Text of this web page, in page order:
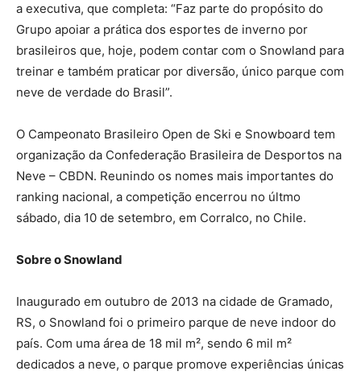
a executiva, que completa: “Faz parte do propósito do
Grupo apoiar a prática dos esportes de inverno por
brasileiros que, hoje, podem contar com o Snowland para
treinar e também praticar por diversão, único parque com
neve de verdade do Brasil”.
O Campeonato Brasileiro Open de Ski e Snowboard tem
organização da Confederação Brasileira de Desportos na
Neve – CBDN. Reunindo os nomes mais importantes do
ranking nacional, a competição encerrou no últmo
sábado, dia 10 de setembro, em Corralco, no Chile.
Sobre o Snowland
Inaugurado em outubro de 2013 na cidade de Gramado,
RS, o Snowland foi o primeiro parque de neve indoor do
país. Com uma área de 18 mil m², sendo 6 mil m²
dedicados a neve, o parque promove experiências únicas